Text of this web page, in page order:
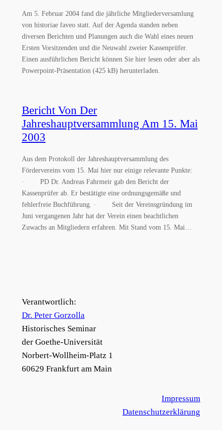
Am 5. Februar 2004 fand die jährliche Mitgliederversamlung
von historiae faveo statt. Auf der Agenda standen neben
diversen Berichten und Planungen auch die Wahl eines neuen
Ersten Vorsitzenden und die Neuwahl zweier Kassenprüfer.
Einen ausführlichen Bericht können Sie hier lesen oder aber als
Powerpoint-Präsentation (425 kB) herunterladen.
Bericht Von Der
Jahreshauptversammlung Am 15. Mai
2003
Aus dem Protokoll der Jahreshauptversammlung des
Fördervereins vom 15. Mai hier nur einige relevante Punkte:
· PD Dr. Andreas Fahrmeir gab den Bericht der
Kassenprüfer ab. Er bestätigte eine ordnungsgemäße und
fehlerfreie Buchführung. · Seit der Vereinsgründung im
Juni vergangenen Jahr hat der Verein einen beachtlichen
Zuwachs an Mitgliedern erfahren. Mit Stand vom 15. Mai…
Verantwortlich:
Dr. Peter Gorzolla
Historisches Seminar
der Goethe-Universität
Norbert-Wollheim-Platz 1
60629 Frankfurt am Main
Impressum
Datenschutzerklärung